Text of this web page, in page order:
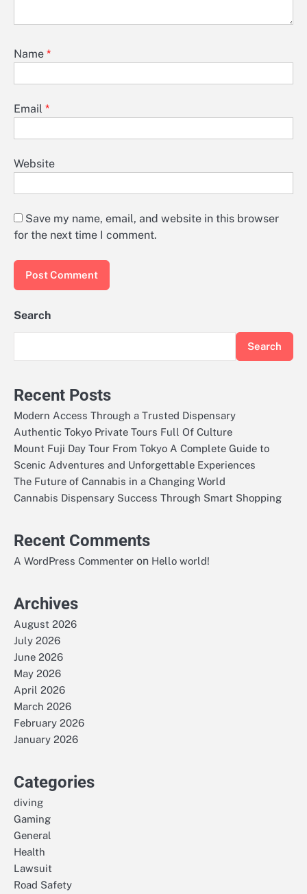
Name *
Email *
Website
Save my name, email, and website in this browser
for the next time I comment.
Search
Search
Recent Posts
Modern Access Through a Trusted Dispensary
Authentic Tokyo Private Tours Full Of Culture
Mount Fuji Day Tour From Tokyo A Complete Guide to
Scenic Adventures and Unforgettable Experiences
The Future of Cannabis in a Changing World
Cannabis Dispensary Success Through Smart Shopping
Recent Comments
A WordPress Commenter on Hello world!
Archives
August 2026
July 2026
June 2026
May 2026
April 2026
March 2026
February 2026
January 2026
Categories
diving
Gaming
General
Health
Lawsuit
Road Safety